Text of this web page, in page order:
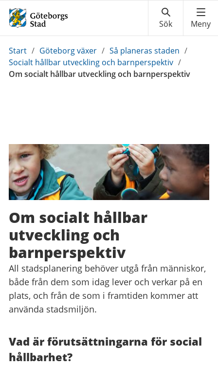
Du
är
här:
Start / Göteborg växer / Så planeras staden /
Socialt hållbar utveckling och barnperspektiv /
Om socialt hållbar utveckling och barnperspektiv
Om socialt hållbar
utveckling och
barnperspektiv
All stadsplanering behöver utgå från människor,
både från dem som idag lever och verkar på en
plats, och från de som i framtiden kommer att
använda stadsmiljön.
Vad är förutsättningarna för social
hållbarhet?